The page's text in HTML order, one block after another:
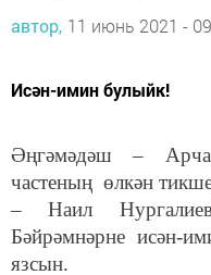
автор, 11 июнь 2021 -
Исән-имин булыйк!
Әңгәмәдәш – Арча
частеның өлкән
– Наил
Бәйрәмнәрне исән-
язсын.